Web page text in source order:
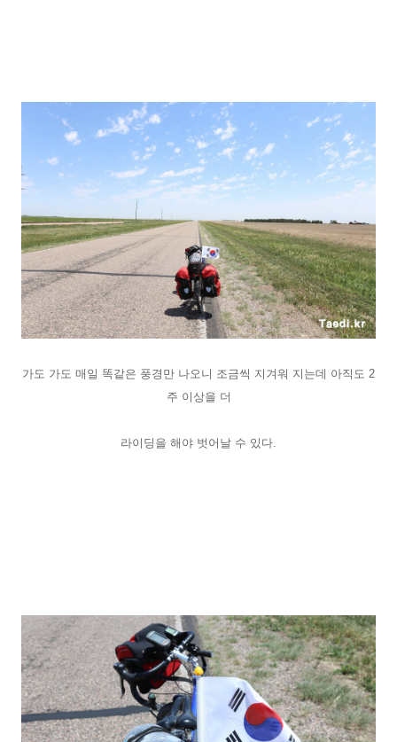
가도 가도 매일 똑같은 풍경만 나오니 조금씩 지겨워 지는데 아직도 2
주 이상을 더
라이딩을 해야 벗어날 수 있다.